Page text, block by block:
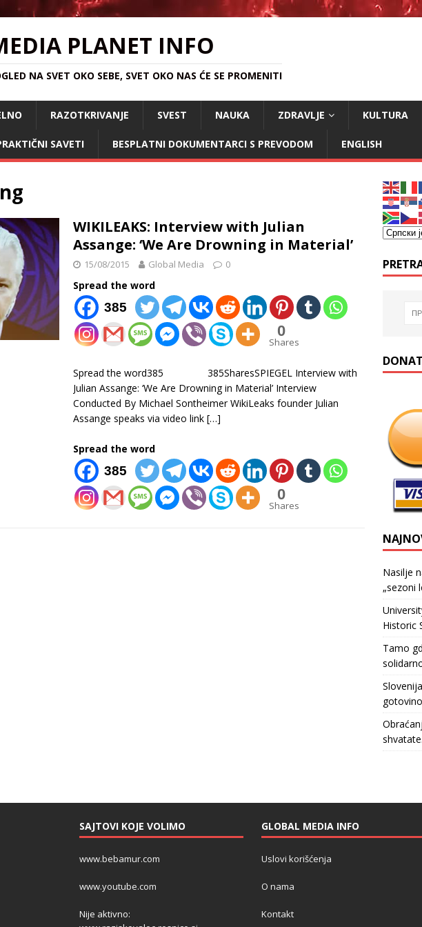
PLANET INFO
NA SVET OKO SEBE, SVET OKO NAS ĆE SE PROMENITI
RAZOTKRIVANJE SVEST NAUKA ZDRAVLJE KULTURA
SAVETI BESPLATNI DOKUMENTARCI S PREVODOM ENGLISH
WIKILEAKS: Interview with Julian
Assange: ‘We Are Drowning in Material’
15/08/2015 Global Media 0
Spread the word
385
0
Shares
Spread the word385 385SharesSPIEGEL Interview with
Julian Assange: ‘We Are Drowning in Material’ Interview
Conducted By Michael Sontheimer WikiLeaks founder Julian
Assange speaks via video link […]
Spread the word
385
0
Shares
Nasilje
„sezoni
Historic
Tamo
SAJTOVI KOJE VOLIMO
www.bebamur.com
www.youtube.com
Nije aktivno:
GLOBAL MEDIA INFO
Uslovi korišćenja
O nama
Kontakt